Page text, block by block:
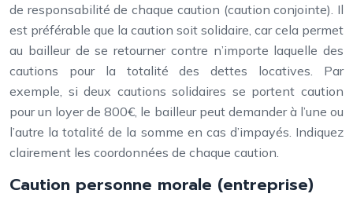
de responsabilité de chaque caution (caution conjointe). Il
est préférable que la caution soit solidaire, car cela permet
au bailleur de se retourner contre n’importe laquelle des
cautions pour la totalité des dettes locatives. Par
exemple, si deux cautions solidaires se portent caution
pour un loyer de 800€, le bailleur peut demander à l’une ou
l’autre la totalité de la somme en cas d’impayés. Indiquez
clairement les coordonnées de chaque caution.
Caution personne morale (entreprise)